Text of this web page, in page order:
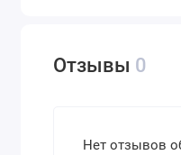
Отзывы 0
Нет отзывов